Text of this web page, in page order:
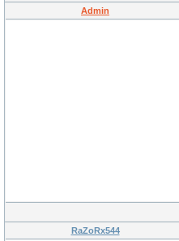
Admin
RaZoRx544